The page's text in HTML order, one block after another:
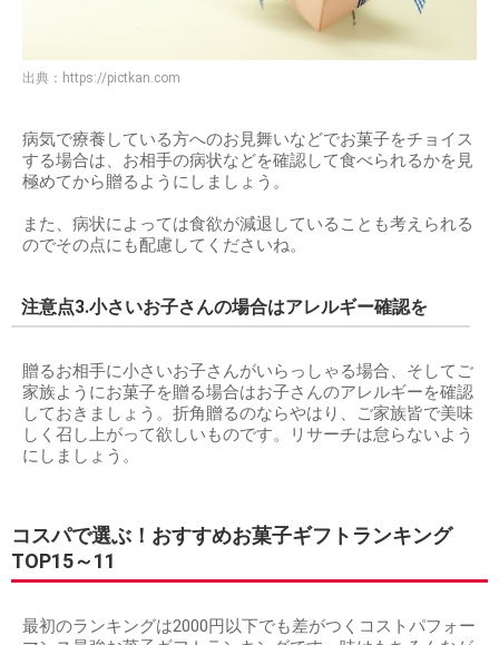
出典： https://pictkan.com
病気で療養している方へのお見舞いなどでお菓子をチョイス
する場合は、お相手の病状などを確認して食べられるかを見
極めてから贈るようにしましょう。
また、病状によっては食欲が減退していることも考えられる
のでその点にも配慮してくださいね。
注意点3.小さいお子さんの場合はアレルギー確認を
贈るお相手に小さいお子さんがいらっしゃる場合、そしてご
家族ようにお菓子を贈る場合はお子さんのアレルギーを確認
しておきましょう。折角贈るのならやはり、ご家族皆で美味
しく召し上がって欲しいものです。リサーチは怠らないよう
にしましょう。
コスパで選ぶ！おすすめお菓子ギフトランキング
TOP15～11
最初のランキングは2000円以下でも差がつくコストパフォー